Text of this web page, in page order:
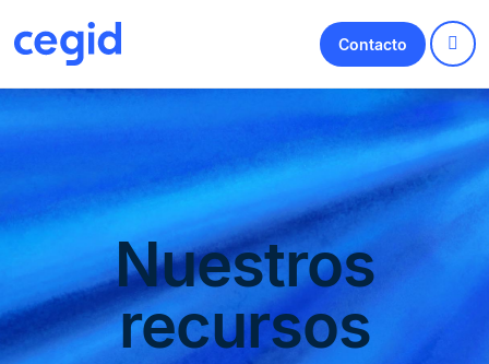
Contacto
Nuestros
recursos